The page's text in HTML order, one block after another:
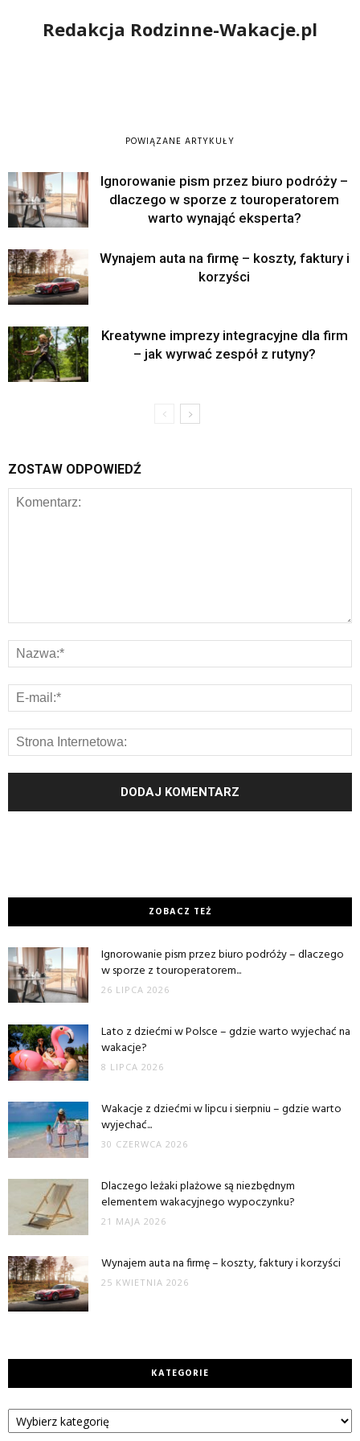
Redakcja Rodzinne-Wakacje.pl
POWIĄZANE ARTYKUŁY
Ignorowanie pism przez biuro podróży –
dlaczego w sporze z touroperatorem
warto wynająć eksperta?
Wynajem auta na firmę – koszty, faktury i
korzyści
Kreatywne imprezy integracyjne dla firm
– jak wyrwać zespół z rutyny?
ZOSTAW ODPOWIEDŹ
ZOBACZ TEŻ
Ignorowanie pism przez biuro podróży – dlaczego
w sporze z touroperatorem...
26 LIPCA 2026
Lato z dziećmi w Polsce – gdzie warto wyjechać na
wakacje?
8 LIPCA 2026
Wakacje z dziećmi w lipcu i sierpniu – gdzie warto
wyjechać...
30 CZERWCA 2026
Dlaczego leżaki plażowe są niezbędnym
elementem wakacyjnego wypoczynku?
21 MAJA 2026
Wynajem auta na firmę – koszty, faktury i korzyści
25 KWIETNIA 2026
KATEGORIE
Kategorie